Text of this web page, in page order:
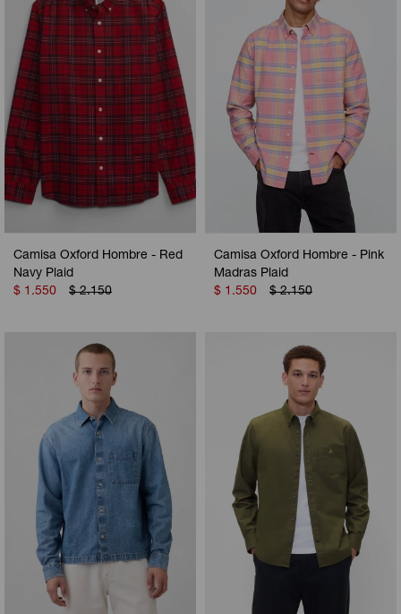
Camisa Oxford Hombre - Red
Navy Plaid
$ 1.550 $ 2.150
Camisa Oxford Hombre - Pink
Madras Plaid
$ 1.550 $ 2.150
Camperas
Musculosas
Shorts
Vestidos y polleras
Pijamas
Calzas
Camperas
Chalecos
Shorts
Ropa interior
Polos
Camperas
Chalecos
Ropa interior
Pijamas
Camperas
Pijamas
Sets
Sets